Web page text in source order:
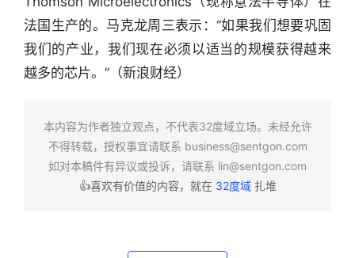
行
业
快
报
法国生产的。马克龙周三表示：“如果我们想要巩固
我们的产业，我们现在必须以适当的规模获得越来
越多的芯片。”（新浪财经）
本内容为作者独立观点，不代表32度域立场。未经允许
不得转载，授权事宜请联系 business@sentgon.com
如对本稿件有异议或投诉，请联系 lin@sentgon.com
👍喜欢有价值的内容，就在 32度域扎堆